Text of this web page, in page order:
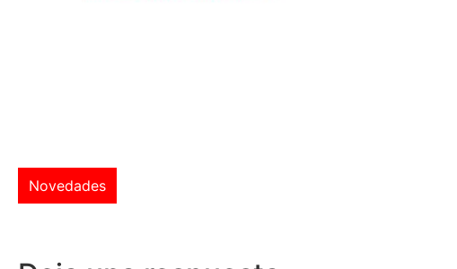
Novedades